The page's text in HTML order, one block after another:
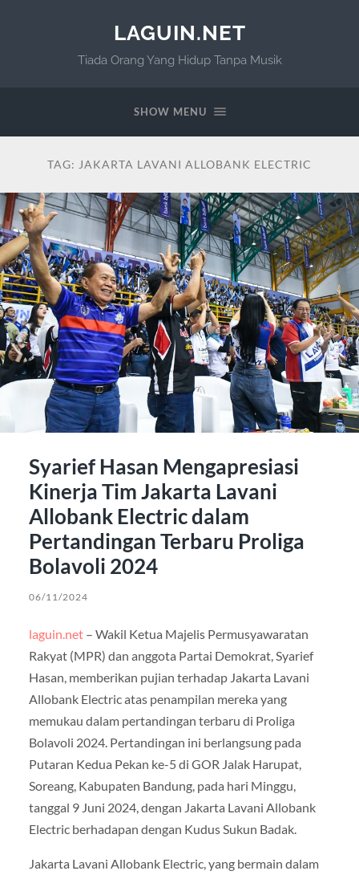
LAGUIN.NET
Tiada Orang Yang Hidup Tanpa Musik
SHOW MENU
TAG: JAKARTA LAVANI ALLOBANK ELECTRIC
Syarief Hasan Mengapresiasi
Kinerja Tim Jakarta Lavani
Allobank Electric dalam
Pertandingan Terbaru Proliga
Bolavoli 2024
06/11/2024
laguin.net– Wakil Ketua Majelis Permusyawaratan
Rakyat (MPR) dan anggota Partai Demokrat, Syarief
Hasan, memberikan pujian terhadap Jakarta Lavani
Allobank Electric atas penampilan mereka yang
memukau dalam pertandingan terbaru di Proliga
Bolavoli 2024. Pertandingan ini berlangsung pada
Putaran Kedua Pekan ke-5 di GOR Jalak Harupat,
Soreang, Kabupaten Bandung, pada hari Minggu,
tanggal 9 Juni 2024, dengan Jakarta Lavani Allobank
Electric berhadapan dengan Kudus Sukun Badak.
Jakarta Lavani Allobank Electric, yang bermain dalam